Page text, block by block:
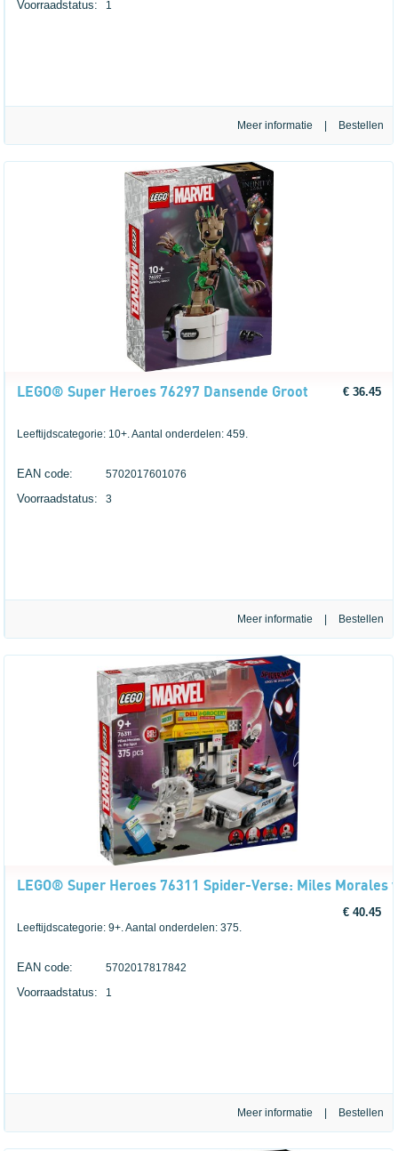
Voorraadstatus: 1
Meer informatie
LEGO® Super Heroes 76297 Dansende Groot € 36.45
Leeftijdscategorie: 10+. Aantal onderdelen: 459.
EAN code: 5702017601076
Voorraadstatus: 3
Meer informatie
LEGO® Super Heroes 76311 Spider-Verse: Miles Morales
€ 40.45
Leeftijdscategorie: 9+. Aantal onderdelen: 375.
EAN code: 5702017817842
Voorraadstatus: 1
Meer informatie